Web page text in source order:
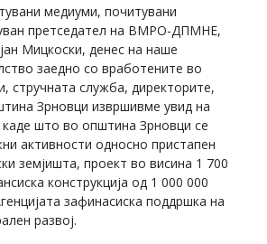
медиуми, почитувани
претседател на ВМРО-ДПМНЕ,
Мицкоски, денес на наше
заедно со вработените во
стручната служба, директорите,
Зрновци извршивме увид на
каде што во општина Зрновци се
активности односно пристапен
земјишта, проект во висина 1 700
конструкција од 1 000 000
зафинасиска поддршка на
развој.